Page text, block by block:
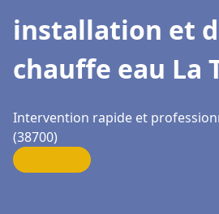
installation et
chauffe eau La
Intervention rapide et
(38700)